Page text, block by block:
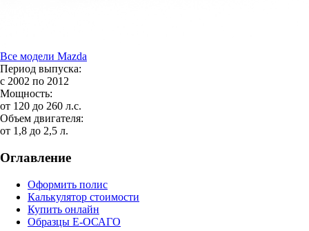
Все модели Mazda
Период выпуска:
с 2002 по 2012
Мощность:
от 120 до 260 л.с.
Объем двигателя:
от 1,8 до 2,5 л.
Оглавление
Оформить полис
Калькулятор стоимости
Купить онлайн
Образцы Е-ОСАГО